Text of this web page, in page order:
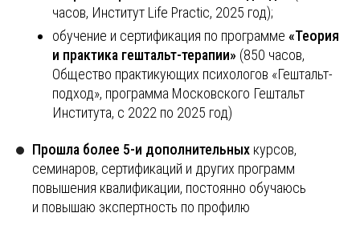
часов, Институт Life Practic, 2025 год);
обучение и сертификация по программе «Теория
и практика гештальт-терапии» (850 часов,
Общество практикующих психологов «Гештальт-
подход», программа Московского Гештальт
Института, с 2022 по 2025 год)
Прошла более 5-и дополнительных курсов,
семинаров, сертификаций и других программ
повышения квалификации, постоянно обучаюсь
и повышаю экспертность по профилю